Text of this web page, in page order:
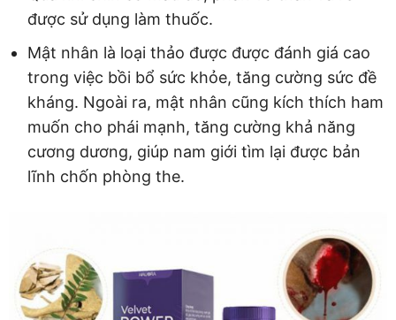
được sử dụng làm thuốc.
Mật nhân là loại thảo được được đánh giá cao
trong việc bồi bổ sức khỏe, tăng cường sức đề
kháng. Ngoài ra, mật nhân cũng kích thích ham
muốn cho phái mạnh, tăng cường khả năng
cương dương, giúp nam giới tìm lại được bản
lĩnh chốn phòng the.